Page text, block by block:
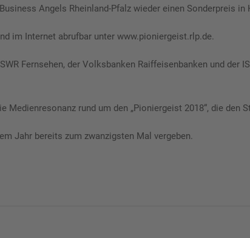
Angels Rheinland-Pfalz wieder einen Sonderpreis
im Internet abrufbar unter www.pioniergeist.rlp.de.
Fernsehen, der Volksbanken Raiffeisenbanken und
Medienresonanz rund um den „Pioniergeist 2018“, die den
Jahr bereits zum zwanzigsten Mal vergeben.